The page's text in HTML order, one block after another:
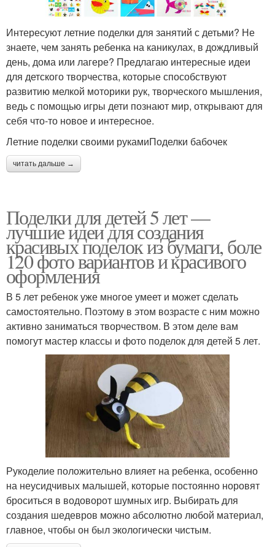
Интересуют летние поделки для занятий с детьми? Не
знаете, чем занять ребенка на каникулах, в дождливый
день, дома или лагере? Предлагаю интересные идеи
для детского творчества, которые способствуют
развитию мелкой моторики рук, творческого мышления,
ведь с помощью игры дети познают мир, открывают для
себя что-то новое и интересное.
Летние поделки своими рукамиПоделки бабочек
читать дальше →
Поделки для детей 5 лет —
лучшие идеи для создания
красивых поделок из бумаги, боле
120 фото вариантов и красивого
оформления
В 5 лет ребенок уже многое умеет и может сделать
самостоятельно. Поэтому в этом возрасте с ним можно
активно заниматься творчеством. В этом деле вам
помогут мастер классы и фото поделок для детей 5 лет.
Рукоделие положительно влияет на ребенка, особенно
на неусидчивых малышей, которые постоянно норовят
броситься в водоворот шумных игр. Выбирать для
создания шедевров можно абсолютно любой материал,
главное, чтобы он был экологически чистым.